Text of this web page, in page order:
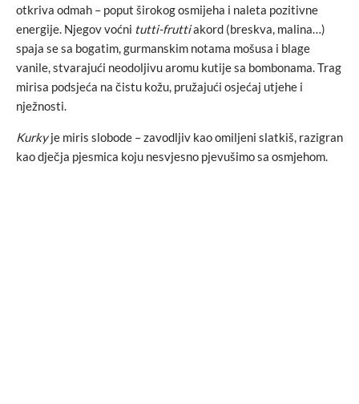
otkriva odmah – poput širokog osmijeha i naleta pozitivne
energije. Njegov voćni tutti-fruttiakord (breskva, malina…)
spaja se sa bogatim, gurmanskim notama mošusa i blage
vanile, stvarajući neodoljivu aromu kutije sa bombonama. Trag
mirisa podsjeća na čistu kožu, pružajući osjećaj utjehe i
nježnosti.
Kurkyje miris slobode – zavodljiv kao omiljeni slatkiš, razigran
kao dječja pjesmica koju nesvjesno pjevušimo sa osmjehom.